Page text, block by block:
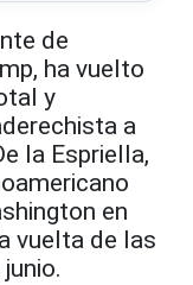
de
ha vuelto
y
a
la Espriella,
en
vuelta de las